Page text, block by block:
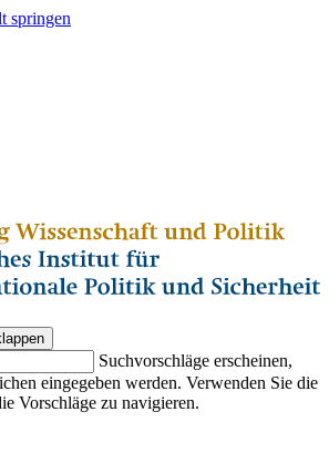
springen
Suchvorschläge erscheinen,
eingegeben werden. Verwenden Sie die
Vorschläge zu navigieren.